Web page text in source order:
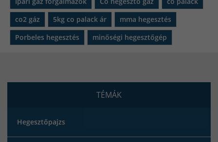
co2 gáz
5kg co palack ár
mma hegesztés
Porbeles hegesztés
minőségi hegesztőgép
TÉMÁK
Hegesztőpajzs